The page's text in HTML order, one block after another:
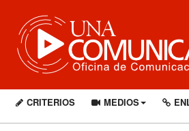
CRITERIOS MEDIOS